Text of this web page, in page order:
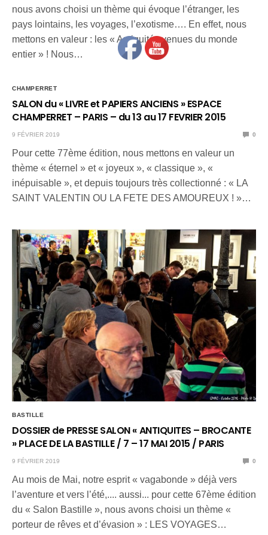
nous avons choisi un thème qui évoque l’étranger, les
pays lointains, les voyages, l’exotisme…. En effet, nous
mettons en valeur : les « Antiquités venues du monde
entier » ! Nous…
CHAMPERRET
SALON du « LIVRE et PAPIERS ANCIENS » ESPACE
CHAMPERRET – PARIS – du 13 au 17 FEVRIER 2015
9 FÉVRIER 2019 0
Pour cette 77ème édition, nous mettons en valeur un
thème « éternel » et « joyeux », « classique », «
inépuisable », et depuis toujours très collectionné : « LA
SAINT VALENTIN OU LA FETE DES AMOUREUX ! »…
BASTILLE
DOSSIER de PRESSE SALON « ANTIQUITES – BROCANTE
» PLACE DE LA BASTILLE / 7 – 17 MAI 2015 / PARIS
9 FÉVRIER 2019 0
Au mois de Mai, notre esprit « vagabonde » déjà vers
l’aventure et vers l’été,.... aussi... pour cette 67ème édition
du « Salon Bastille », nous avons choisi un thème «
porteur de rêves et d’évasion » : LES VOYAGES…